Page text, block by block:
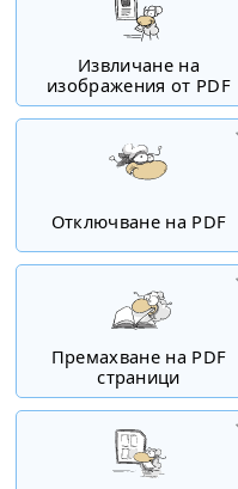
Извличане на
изображения от PDF
Отключване на PDF
Премахване на PDF
страници